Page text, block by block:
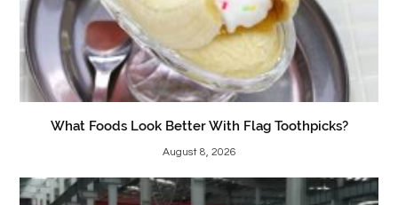
What Foods Look Better With Flag Toothpicks?
August 8, 2026